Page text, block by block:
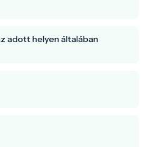
adott helyen általában